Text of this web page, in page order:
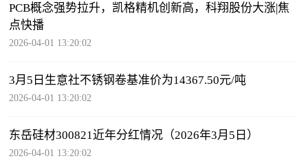
PCB概念强势拉升，凯格精机创新高，科翔股份大涨|焦
点快播
2026-04-01 13:20:02
3月5日生意社不锈钢卷基准价为14367.50元/吨
2026-04-01 13:20:02
东岳硅材300821近年分红情况（2026年3月5日）
2026-04-01 13:20:02